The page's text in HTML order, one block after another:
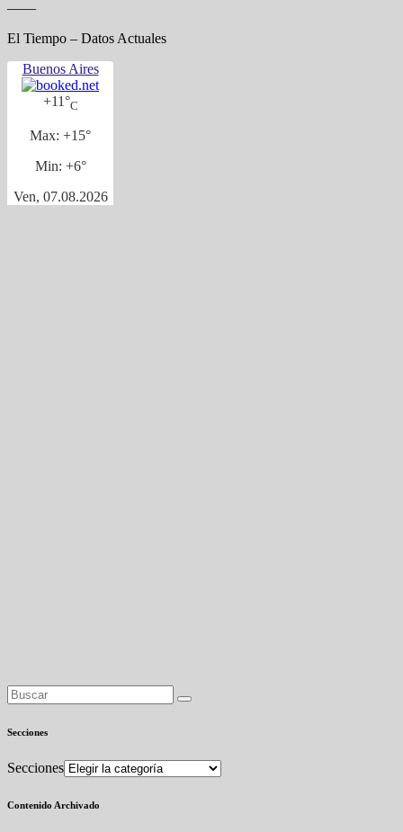
——
El Tiempo – Datos Actuales
Buenos Aires
+11°C
Max: +15°
Min: +6°
Ven, 07.08.2026
Secciones
Secciones
Contenido Archivado